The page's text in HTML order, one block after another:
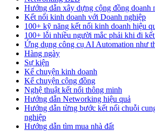
Hướng dẫn xây dựng cộng đồng doanh
Kết nối kinh doanh với Doanh nghiệp
100+ kỹ năng kết nối kinh doanh hiệu
100+ lỗi nhiều người mắc phải khi đi
Ứng dụng công cụ AI Automation như
Hàng ngày
Sự kiện
Kể chuyện kinh doanh
Kể chuyện cộng đồng
Nghệ thuật kết nối thông minh
Hướng dẫn Networking hiệu quả
Hướng dẫn từng bước kết nối chuỗi
nghiệp
Hướng dẫn tìm mua nhà đất